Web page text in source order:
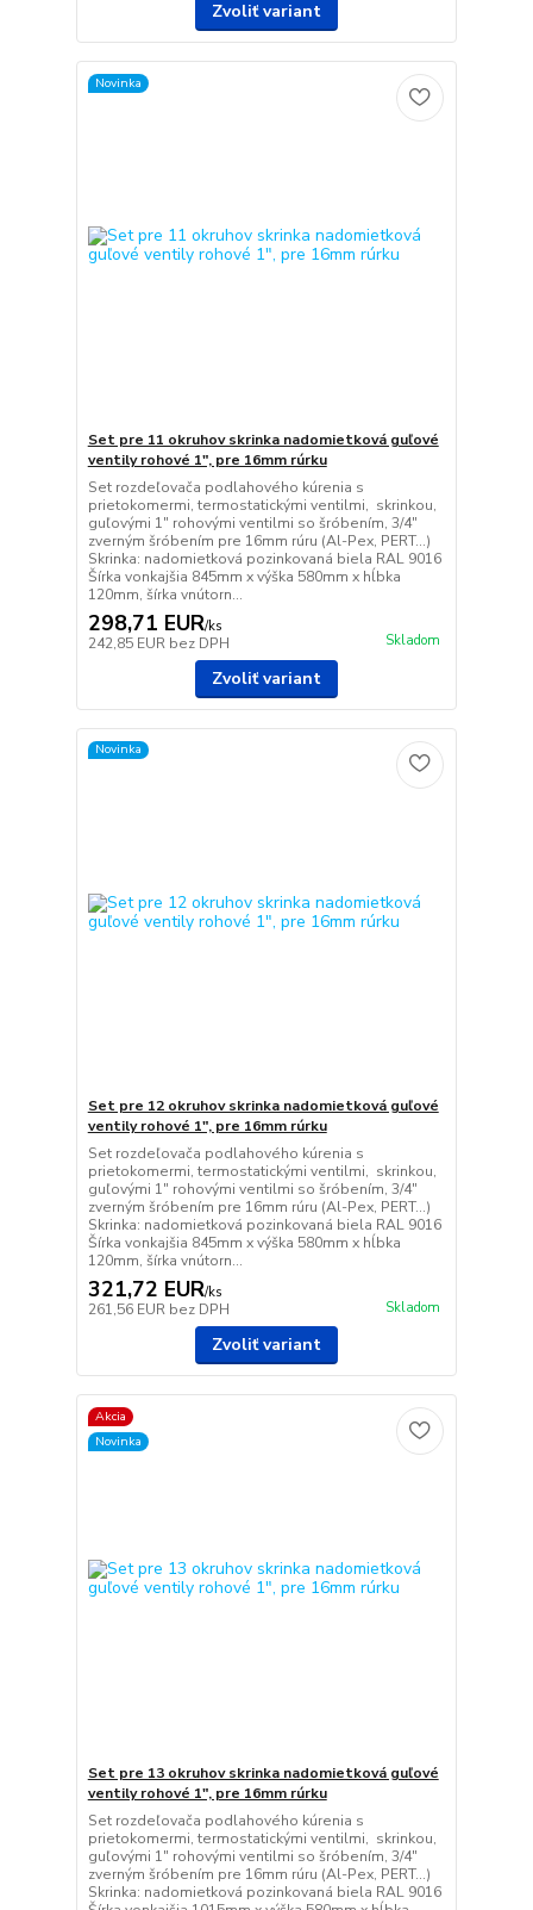
Zvoliť variant
Novinka
Set pre 11 okruhov skrinka nadomietková guľové
ventily rohové 1", pre 16mm rúrku
Set rozdeľovača podlahového kúrenia s
prietokomermi, termostatickými ventilmi, skrinkou,
guľovými 1" rohovými ventilmi so šróbením, 3/4"
zverným šróbením pre 16mm rúru (Al-Pex, PERT...)
Skrinka: nadomietková pozinkovaná biela RAL 9016
Šírka vonkajšia 845mm x výška 580mm x hĺbka
120mm, šírka vnútorn...
298,71 EUR/ks
242,85 EUR bez DPH Skladom
Zvoliť variant
Novinka
Set pre 12 okruhov skrinka nadomietková guľové
ventily rohové 1", pre 16mm rúrku
Set rozdeľovača podlahového kúrenia s
prietokomermi, termostatickými ventilmi, skrinkou,
guľovými 1" rohovými ventilmi so šróbením, 3/4"
zverným šróbením pre 16mm rúru (Al-Pex, PERT...)
Skrinka: nadomietková pozinkovaná biela RAL 9016
Šírka vonkajšia 845mm x výška 580mm x hĺbka
120mm, šírka vnútorn...
321,72 EUR/ks
261,56 EUR bez DPH Skladom
Zvoliť variant
Akcia
Novinka
Set pre 13 okruhov skrinka nadomietková guľové
ventily rohové 1", pre 16mm rúrku
Set rozdeľovača podlahového kúrenia s
prietokomermi, termostatickými ventilmi, skrinkou,
guľovými 1" rohovými ventilmi so šróbením, 3/4"
zverným šróbením pre 16mm rúru (Al-Pex, PERT...)
Skrinka: nadomietková pozinkovaná biela RAL 9016